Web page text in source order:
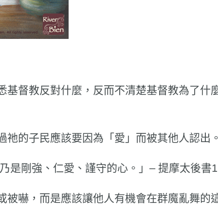
基督教反對什麼，反而不清楚基督教為了什
的子民應該要因為「愛」而被其他人認出。
是剛強、仁愛、謹守的心。」– 提摩太後書
被嚇，而是應該讓他人有機會在群魔亂舞的